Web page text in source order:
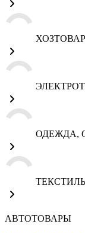
ОДЕЖДА,
ТЕКСТИЛЬ
АВТОТОВАРЫ